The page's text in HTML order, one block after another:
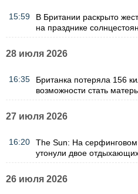
15:59
В Британии раскрыто
на празднике
28 июля 2026
16:35
Британка потеряла 156
возможности стать
27 июля 2026
16:20
The Sun: На
утонули двое
26 июля 2026